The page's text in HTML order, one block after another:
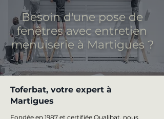
Besoin d'une pose de
fenêtres avec entretien
menuiserie à Martigues ?
Toferbat, votre expert à
Martigues
Fondée en 1987 et certifiée Qualibat, nous